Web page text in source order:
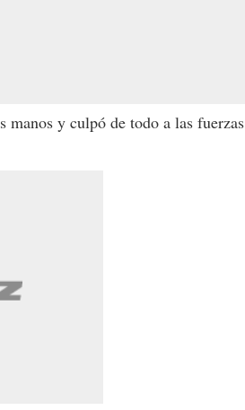
manos y culpó de todo a las fuerzas